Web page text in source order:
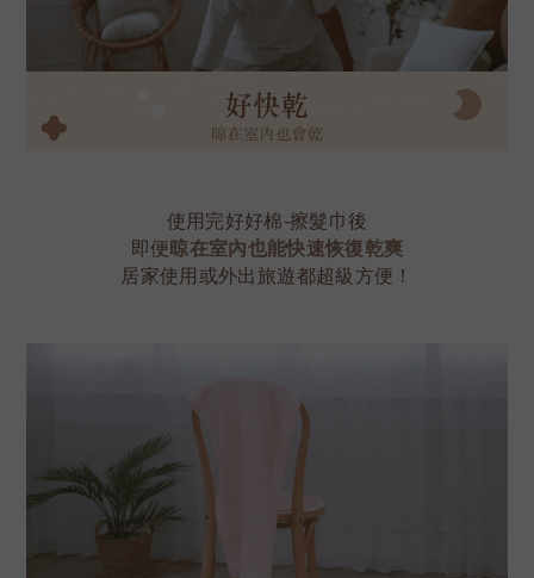
使用完好好棉-擦髮巾後
即便晾在室內也能快速恢復乾爽
居家使用或外出旅遊都超級方便！